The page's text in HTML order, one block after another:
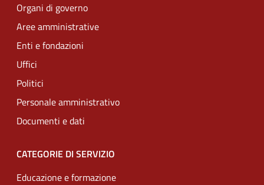
Organi di governo
Aree amministrative
Enti e fondazioni
Uffici
Politici
Personale amministrativo
Documenti e dati
CATEGORIE DI SERVIZIO
Educazione e formazione